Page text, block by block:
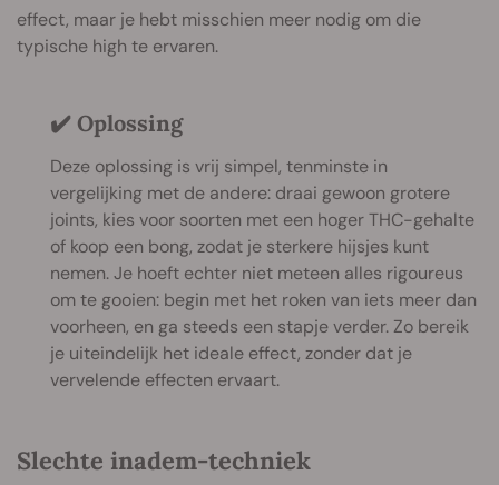
effect, maar je hebt misschien meer nodig om die
typische high te ervaren.
✔️ Oplossing
Deze oplossing is vrij simpel, tenminste in
vergelijking met de andere: draai gewoon grotere
joints, kies voor soorten met een hoger THC-gehalte
of koop een bong, zodat je sterkere hijsjes kunt
nemen. Je hoeft echter niet meteen alles rigoureus
om te gooien: begin met het roken van iets meer dan
voorheen, en ga steeds een stapje verder. Zo bereik
je uiteindelijk het ideale effect, zonder dat je
vervelende effecten ervaart.
Slechte inadem-techniek